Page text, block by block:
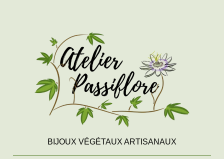
BIJOUX VÉGÉTAUX ARTISANAUX